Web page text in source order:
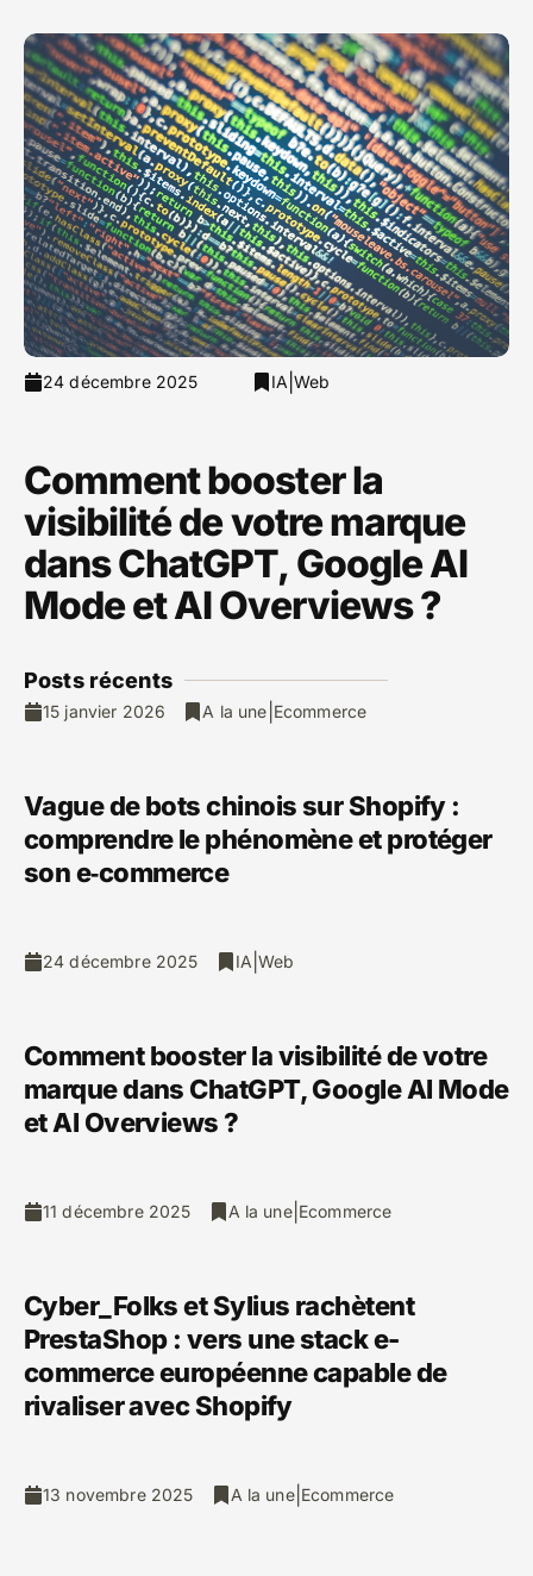
24 décembre 2025 IA|Web
Comment booster la
visibilité de votre marque
dans ChatGPT, Google AI
Mode et AI Overviews ?
Posts récents
15 janvier 2026 A la une Ecommerce
Vague de bots chinois sur Shopify :
comprendre le phénomène et protéger
son e‑commerce
24 décembre 2025 IA |Web
Comment booster la visibilité de votre
marque dans ChatGPT, Google AI Mode
et AI Overviews ?
11 décembre 2025 A la une| Ecommerce
Cyber_Folks et Sylius rachètent
PrestaShop : vers une stack e-
commerce européenne capable de
rivaliser avec Shopify
13 novembre 2025 A la une| Ecommerce